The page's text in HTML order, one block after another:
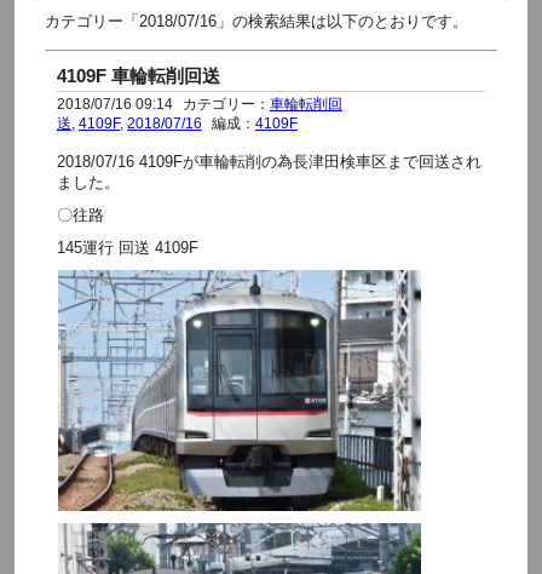
カテゴリー「2018/07/16」の検索結果は以下のとおりです。
4109F 車輪転削回送
2018/07/16 09:14 カテゴリー： 車輪転削回
送 4109F, 2018/07/16 編成： 4109F
2018/07/16 4109Fが車輪転削の為長津田検車区まで回送され
ました。
〇往路
145運行 回送 4109F